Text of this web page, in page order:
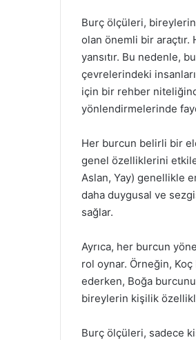
Burç ölçüleri,
olan önemli bir
yansıtır. Bu nedenle,
çevrelerindeki
için bir rehber
yönlendirmelerinde
Her burcun belirli bir
genel özelliklerini
Aslan, Yay) genellikle
daha duygusal ve
sağlar.
Ayrıca, her burcun
rol oynar. Örneğin,
ederken, Boğa
bireylerin kişilik
Burç ölçüleri, sadece